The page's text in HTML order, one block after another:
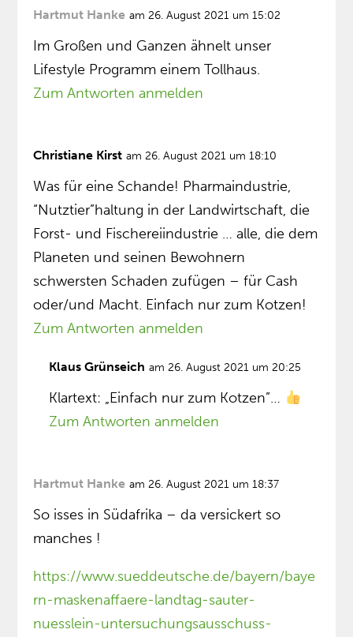
Hartmut Hanke am 26. August 2021 um 15:02
Im Großen und Ganzen ähnelt unser
Lifestyle Programm einem Tollhaus.
Zum Antworten anmelden
Christiane Kirst am 26. August 2021 um 18:10
Was für eine Schande! Pharmaindustrie,
“Nutztier”haltung in der Landwirtschaft, die
Forst- und Fischereiindustrie … alle, die dem
Planeten und seinen Bewohnern
schwersten Schaden zufügen – für Cash
oder/und Macht. Einfach nur zum Kotzen!
Zum Antworten anmelden
Klaus Grünseich am 26. August 2021 um 20:25
Klartext: „Einfach nur zum Kotzen”…
Zum Antworten anmelden
Hartmut Hanke am 26. August 2021 um 18:37
So isses in Südafrika – da versickert so
manches !
https://www.sueddeutsche.de/bayern/baye
rn-maskenaffaere-landtag-sauter-
nuesslein-untersuchungsausschuss-